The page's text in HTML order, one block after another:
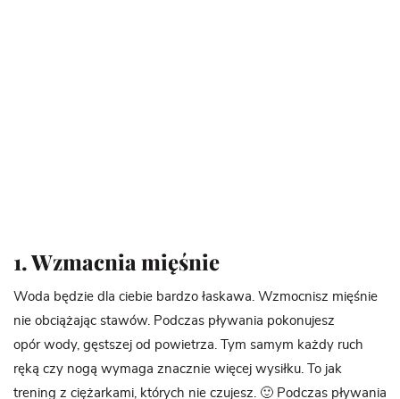
1. Wzmacnia mięśnie
Woda będzie dla ciebie bardzo łaskawa. Wzmocnisz mięśnie
nie obciążając stawów. Podczas pływania pokonujesz
opór wody, gęstszej od powietrza. Tym samym każdy ruch
ręką czy nogą wymaga znacznie więcej wysiłku. To jak
trening z ciężarkami, których nie czujesz. 🙂 Podczas pływania